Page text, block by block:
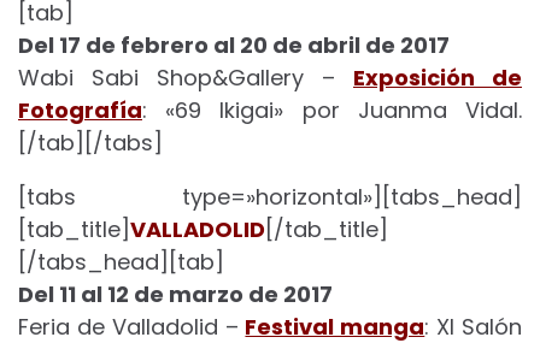
[tab]
Del 17 de febrero al 20 de abril de 2017
Wabi Sabi Shop&Gallery – Exposición de
Fotografía: «69 Ikigai» por Juanma Vidal.
[/tab][/tabs]
[tabs type=»horizontal»][tabs_head]
[tab_title]VALLADOLID [/tab_title]
[/tabs_head][tab]
Del 11 al 12 de marzo de 2017
Feria de Valladolid – Festival manga: XI Salón